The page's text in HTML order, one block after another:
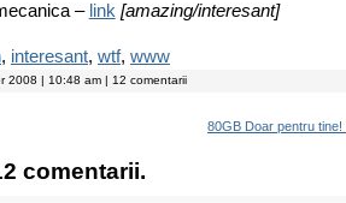
– link [amazing/interesant]
, interesant, wtf, www
2008 | 10:48 am | 12 comentarii
80GB Doar pentru
comentarii.